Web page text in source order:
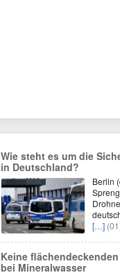
Wie steht es um die
in Deutschland?
Berlin
[…]
Keine
bei Mineralwasser